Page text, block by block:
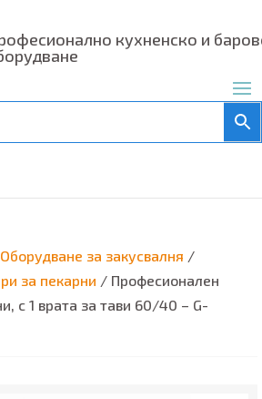
кухненско и
Оборудване за закусвалня /
за пекарни / Професионален
с 1 врата за тави 60/40 – G-